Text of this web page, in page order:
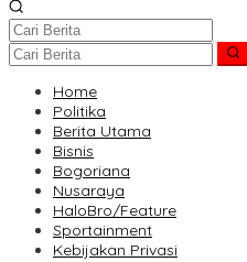
Home
Politika
Berita Utama
Bisnis
Bogoriana
Nusaraya
HaloBro/Feature
Sportainment
Kebijakan Privasi